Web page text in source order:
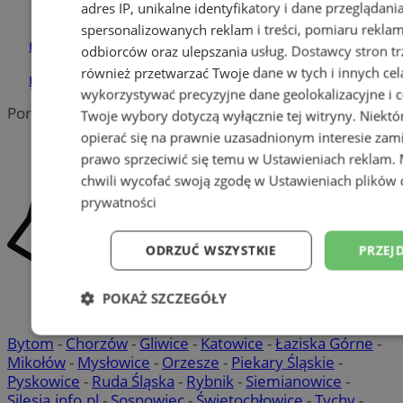
Siemianowice Śl.
reklama
reklama
Portal należy do sieci
Bytom-Chorzów-Gliwice-Katowice-Łaziska Górne-
Mikołów- Mysłowice - Orzesze - Piekary Śląskie -
Pyskowice - Ruda Śląska - Rybnik- Siemianowice -
adres IP, unikalne identyfikatory i dane
spersonalizowanych reklam i treści, pomiaru
odbiorców oraz ulepszania usług. Dostawcy stron
również przetwarzać Twoje dane w tych i innych
wykorzystywać precyzyjne dane geolokalizacyjne i
Twoje wybory dotyczą wyłącznie tej witryny.
opierać się na prawnie uzasadnionym interesie
prawo sprzeciwić się temu w Ustawieniach reklam.
chwili wycofać swoją zgodę w Ustawieniach plików
prywatności
ODRZUĆ WSZYSTKIE
POKAŻ SZCZEGÓŁY
Niezbędne Wydajność